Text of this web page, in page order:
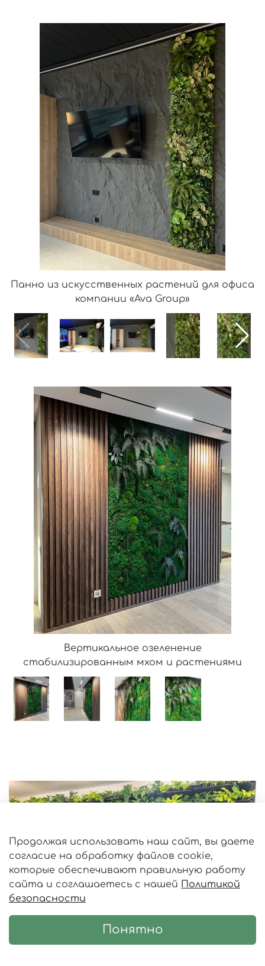
Панно из искусственных растений для офиса
компании «Ava Group»
Вертикальное озеленение
стабилизированным мхом и растениями
Продолжая использовать наш сайт, вы даете
согласие на обработку файлов cookie,
которые обеспечивают правильную работу
сайта и соглашаетесь с нашей Политикой
безопасности
Понятно